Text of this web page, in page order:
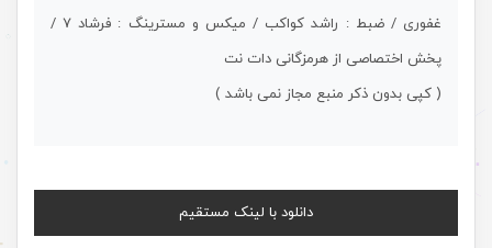
غفوری / ضبط : راشد کواکب / میکس و مسترینگ : فرشاد 7 /
پخش اختصاصی از هرمزگانی دات نت
( کپی بدون ذکر منبع مجاز نمی باشد )
دانلود با لینک مستقیم